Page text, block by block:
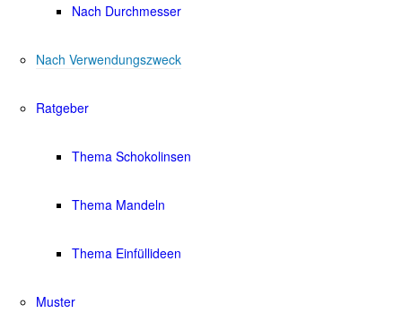
Nach Durchmesser
Nach Verwendungszweck
Ratgeber
Thema Schokolinsen
Thema Mandeln
Thema Einfüllideen
Muster